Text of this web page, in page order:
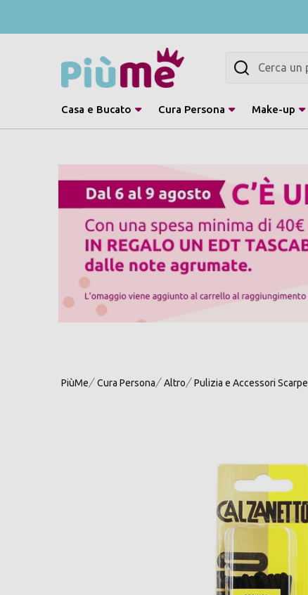
Cerca
Casa e Bucato Cura Persona Make-up
PiùMe Cura Persona Altro Pulizia e Accessori Scarpe